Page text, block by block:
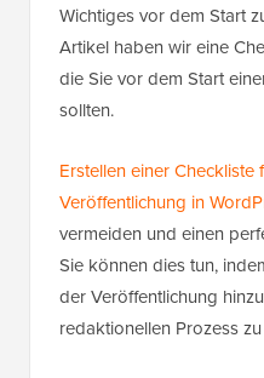
Wichtiges vor dem Start
Artikel haben wir eine
die Sie vor dem Start
sollten.
Erstellen einer
Veröffentlichung in
vermeiden und einen
Sie können dies tun,
der Veröffentlichung
redaktionellen Prozess